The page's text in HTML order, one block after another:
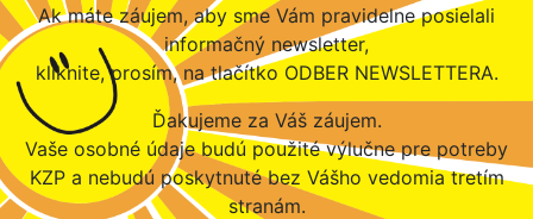
Ak máte záujem, aby sme Vám pravidelne posielali
informačný newsletter,
kliknite, prosím, na tlačítko ODBER NEWSLETTERA.
Ďakujeme za Váš záujem.
Vaše osobné údaje budú použité výlučne pre potreby
KZP a nebudú poskytnuté bez Vášho vedomia tretím
stranám.